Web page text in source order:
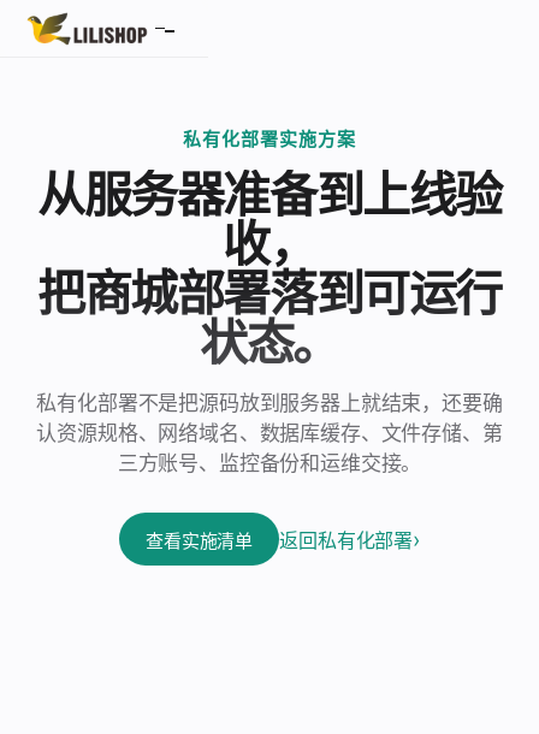
AI 商城系统
S2B2C 供应商商城
报价
关于我们
免费体验 ›
私有化部署实施方案
从服务器准备到上线验
收，
把商城部署落到可运行
状态。
私有化部署不是把源码放到服务器上就结束，还要确
认资源规格、网络域名、数据库缓存、文件存储、第
三方账号、监控备份和运维交接。
查看实施清单 返回私有化部署